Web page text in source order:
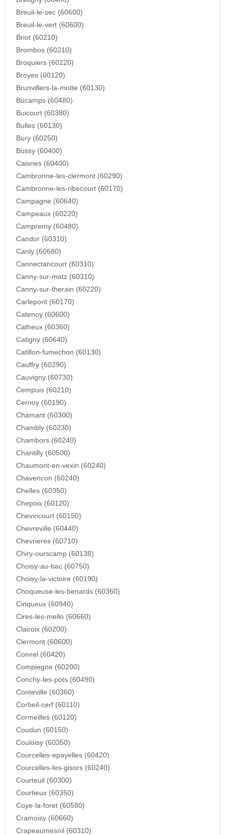
Breuil-le-sec (60600)
Breuil-le-vert (60600)
Briot (60210)
Brombos (60210)
Broquiers (60220)
Broyes (60120)
Brunvillers-la-motte (60130)
Bucamps (60480)
Buicourt (60380)
Bulles (60130)
Bury (60250)
Bussy (60400)
Caisnes (60400)
Cambronne-les-clermont (60290)
Cambronne-les-ribecourt (60170)
Campagne (60640)
Campeaux (60220)
Campremy (60480)
Candor (60310)
Canly (60680)
Cannectancourt (60310)
Canny-sur-matz (60310)
Canny-sur-therain (60220)
Carlepont (60170)
Catenoy (60600)
Catheux (60360)
Catigny (60640)
Catillon-fumechon (60130)
Cauffry (60290)
Cauvigny (60730)
Cempuis (60210)
Cernoy (60190)
Chamant (60300)
Chambly (60230)
Chambors (60240)
Chantilly (60500)
Chaumont-en-vexin (60240)
Chavencon (60240)
Chelles (60350)
Chepoix (60120)
Chevincourt (60150)
Chevreville (60440)
Chevrieres (60710)
Chiry-ourscamp (60138)
Choisy-au-bac (60750)
Choisy-la-victoire (60190)
Choqueuse-les-benards (60360)
Cinqueux (60940)
Cires-les-mello (60660)
Clairoix (60200)
Clermont (60600)
Coivrel (60420)
Compiegne (60200)
Conchy-les-pots (60490)
Conteville (60360)
Corbeil-cerf (60110)
Cormeilles (60120)
Coudun (60150)
Couloisy (60350)
Courcelles-epayelles (60420)
Courcelles-les-gisors (60240)
Courteuil (60300)
Courtieux (60350)
Coye-la-foret (60580)
Cramoisy (60660)
Crapeaumesnil (60310)